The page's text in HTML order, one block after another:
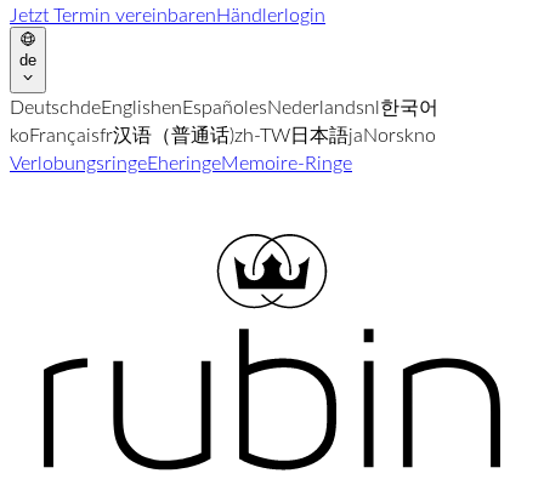
Jetzt Termin vereinbarenHändlerlogin
de
DeutschdeEnglishenEspañolesNederlandsnl한국어
koFrançaisfr汉语（普通话)zh-TW日本語jaNorskno
VerlobungsringeEheringeMemoire-Ringe